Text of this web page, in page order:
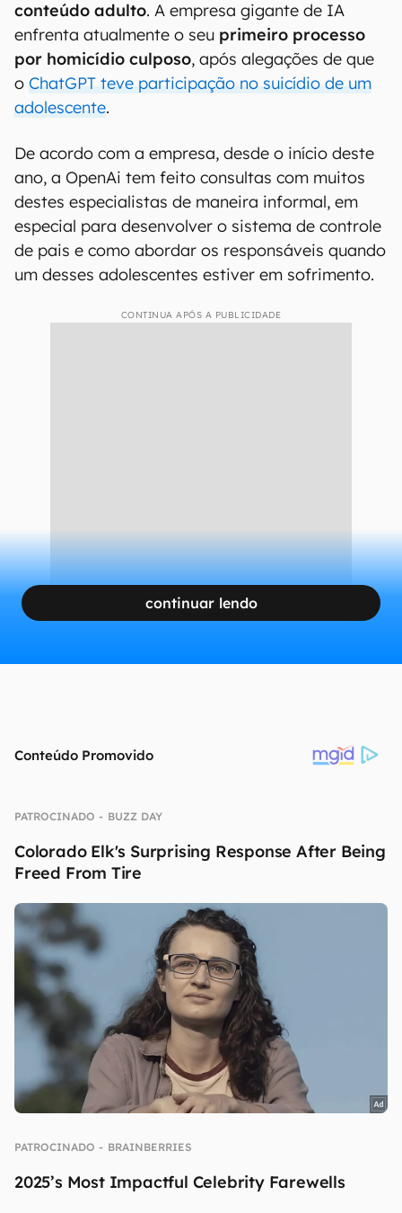
conteúdo adulto. A empresa gigante de IA
enfrenta atualmente o seu primeiro processo
por homicídio culposo, após alegações de que
o ChatGPT teve participação no suicídio de um
adolescente.
De acordo com a empresa, desde o início deste
ano, a OpenAi tem feito consultas com muitos
destes especialistas de maneira informal, em
especial para desenvolver o sistema de controle
de pais e como abordar os responsáveis quando
um desses adolescentes estiver em sofrimento.
CONTINUA APÓS A PUBLICIDADE
continuar lendo